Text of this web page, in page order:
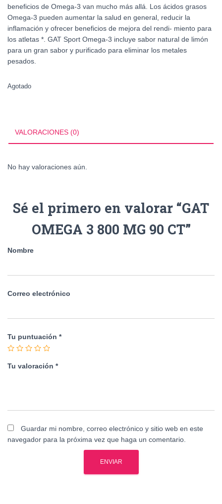
beneficios de Omega-3 van mucho más allá. Los ácidos grasos
Omega-3 pueden aumentar la salud en general, reducir la
inflamación y ofrecer beneficios de mejora del rendi- miento para
los atletas *. GAT Sport Omega-3 incluye sabor natural de limón
para un gran sabor y purificado para eliminar los metales
pesados.
Agotado
VALORACIONES (0)
No hay valoraciones aún.
Sé el primero en valorar “GAT
OMEGA 3 800 MG 90 CT”
Nombre
Correo electrónico
Tu puntuación *
Tu valoración *
Guardar mi nombre, correo electrónico y sitio web en este
navegador para la próxima vez que haga un comentario.